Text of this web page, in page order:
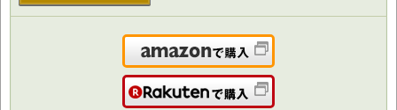
Amazonで購入
楽天で購入